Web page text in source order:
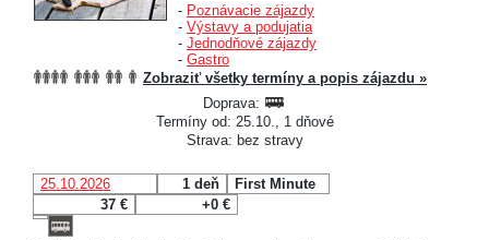
- Poznávacie zájazdy
- Výstavy a podujatia
- Jednodňové zájazdy
- Gastro
Zobraziť všetky termíny a popis zájazdu »
Doprava:
Termíny od: 25.10., 1 dňové
Strava: bez stravy
25.10.2026 1 deň
First Minute
37 €
+0 €